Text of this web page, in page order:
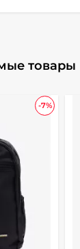
товары
-7%